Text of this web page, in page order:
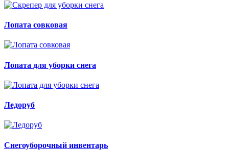
Лопата совковая
Лопата для уборки снега
Ледоруб
Снегоуборочный инвентарь